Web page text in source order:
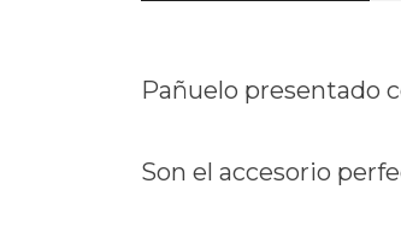
Pañuelo presentado
Son el accesorio